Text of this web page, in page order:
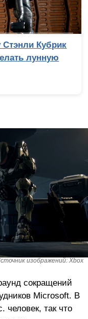
изображений: Xbox
сокращений
Microsoft. В
человек, так что